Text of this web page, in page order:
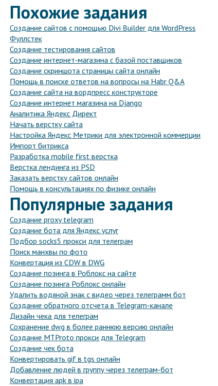
Похожие задания
Создание сайтов с помощью Divi Builder для WordPress
Фуллстек
Создание тестирования сайтов
Создание интернет-магазина с базой поставщиков
Создание скриншота страницы сайта онлайн
Помощь в поиске ответов на вопросы на Habr Q&A
Создание сайта на вордпресс конструкторе
Создание интернет магазина на Django
Аналитика Яндекс Директ
Начать верстку сайта
Настройка Яндекс Метрики для электронной коммерции
Импорт битрикса
Разработка mobile first верстка
Верстка лендинга из PSD
Заказать верстку сайтов онлайн
Помощь в консультациях по физике онлайн
Популярные задания
Создание proxy telegram
Создание бота для Яндекс услуг
Подбор socks5 прокси для телеграм
Поиск манхвы по фото
Конвертация из CDW в DWG
Создание позинга в Роблокс на сайте
Создание позинга Роблокс онлайн
Удалить водяной знак с видео через телеграмм бот
Создание обратного отсчета в Telegram-канале
Дизайн чека для телеграм
Сохранение dwg в более раннюю версию онлайн
Создание MTProto прокси для Telegram
Создание чек бота
Конвертировать gif в tgs онлайн
Добавление людей в группу через телеграм-бот
Конвертация apk в ipa